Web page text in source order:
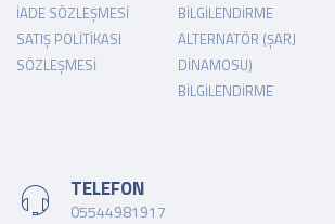
İADE SÖZLEŞMESI
SATIŞ POLITIKASI
SÖZLEŞMESI
BILGILENDIRME
ALTERNATÖR (ŞARJ
DINAMOSU)
BILGILENDIRME
TELEFON
05544981917